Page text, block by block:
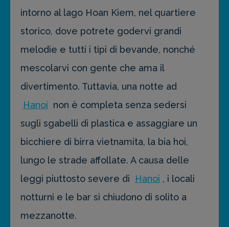
intorno al lago Hoan Kiem, nel quartiere
storico, dove potrete godervi grandi
melodie e tutti i tipi di bevande, nonché
mescolarvi con gente che ama il
divertimento. Tuttavia, una notte ad
Hanoi non è completa senza sedersi
sugli sgabelli di plastica e assaggiare un
bicchiere di birra vietnamita, la bia hoi,
lungo le strade affollate. A causa delle
leggi piuttosto severe di
Hanoi , i locali
notturni e le bar si chiudono di solito a
mezzanotte.